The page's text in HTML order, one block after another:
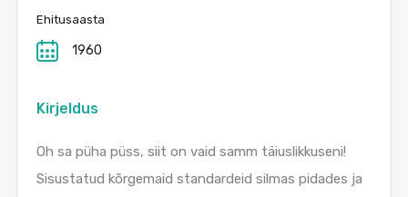
Ehitusaasta
1960
Kirjeldus
Oh sa püha püss, siit on vaid samm täiuslikkuseni!
Sisustatud kõrgemaid standardeid silmas pidades ja